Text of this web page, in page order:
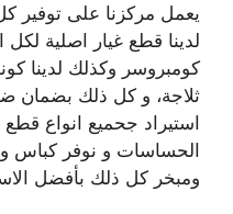
يعمل مركزنا على توفير
لدينا قطع غيار اصلية لكل
كومبروسر وكذلك لدينا
ثلاجة، و كل ذلك بضمان
استيراد جحميع انواع قطع
الحساسات و نوفر كباس
ومبخر كل ذلك بأفضل